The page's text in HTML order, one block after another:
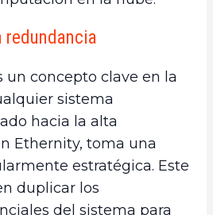
redundancia
un concepto clave en la
sistema
hacia la alta
Ethernity, toma una
estratégica. Este
duplicar los
del sistema para